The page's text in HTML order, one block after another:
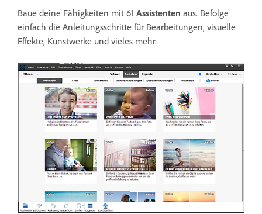
Baue deine Fähigkeiten mit 61 Assistenten aus. Befolge
einfach die Anleitungsschritte für Bearbeitungen, visuelle
Effekte, Kunstwerke und vieles mehr.